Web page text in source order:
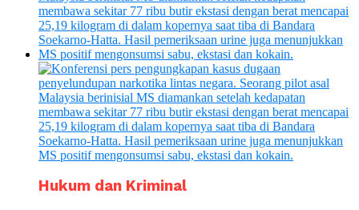
Hukum dan Kriminal